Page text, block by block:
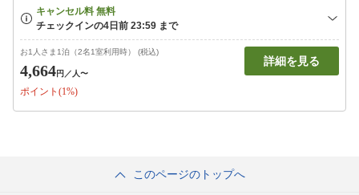
お1人さま1泊（2名1室利用時） (税込)
4,664円 ／人〜
ポイント(1%)
詳細を見る
このページのトップへ